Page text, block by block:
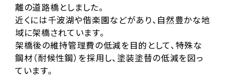
離の道路橋としました。
近くには千波湖や偕楽園などがあり、自然豊かな地
域に架橋されています。
架橋後の維持管理費の低減を目的として、特殊な
鋼材（耐候性鋼）を採用し、塗装塗替の低減を図っ
ています。